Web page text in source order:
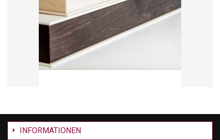
INFORMATIONEN